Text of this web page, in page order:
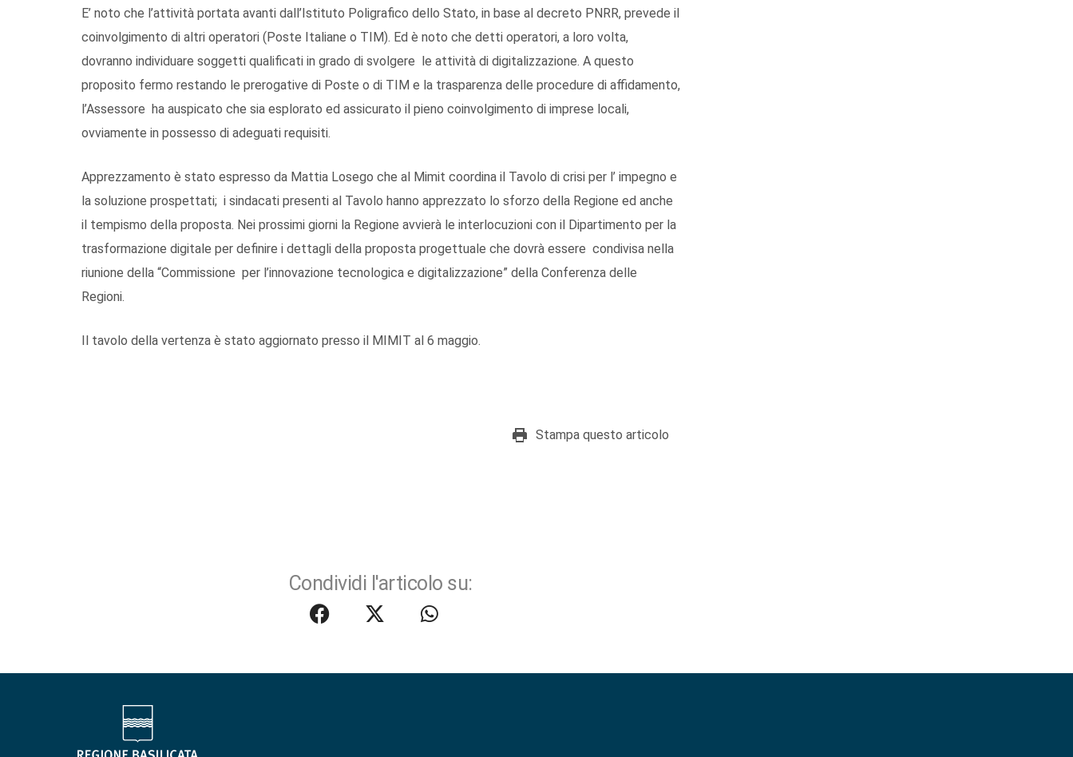
E’ noto che l’attività portata avanti dall’Istituto Poligrafico dello Stato, in base al decreto PNRR, prevede il
coinvolgimento di altri operatori (Poste Italiane o TIM). Ed è noto che detti operatori, a loro volta,
dovranno individuare soggetti qualificati in grado di svolgere le attività di digitalizzazione. A questo
proposito fermo restando le prerogative di Poste o di TIM e la trasparenza delle procedure di affidamento,
l’Assessore ha auspicato che sia esplorato ed assicurato il pieno coinvolgimento di imprese locali,
ovviamente in possesso di adeguati requisiti.
Apprezzamento è stato espresso da Mattia Losego che al Mimit coordina il Tavolo di crisi per l’ impegno e
la soluzione prospettati; i sindacati presenti al Tavolo hanno apprezzato lo sforzo della Regione ed anche
il tempismo della proposta. Nei prossimi giorni la Regione avvierà le interlocuzioni con il Dipartimento per la
trasformazione digitale per definire i dettagli della proposta progettuale che dovrà essere condivisa nella
riunione della “Commissione per l’innovazione tecnologica e digitalizzazione” della Conferenza delle
Regioni.
Il tavolo della vertenza è stato aggiornato presso il MIMIT al 6 maggio.
Stampa questo articolo
Condividi l'articolo su: